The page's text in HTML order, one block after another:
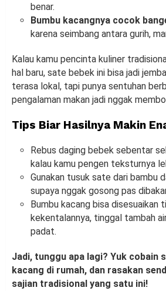
benar.
Bumbu kacangnya cocok
karena seimbang antara gurih,
Kalau kamu pencinta kuliner
hal baru, sate bebek ini bisa jadi
terasa lokal, tapi punya sentuhan
pengalaman makan jadi nggak
Tips Biar Hasilnya Makin
Rebus daging bebek sebentar
kalau kamu pengen teksturnya
Gunakan tusuk sate dari bambu
supaya nggak gosong pas
Bumbu kacang bisa disesuaikan
kekentalannya, tinggal tambah
padat.
Jadi, tunggu apa lagi? Yuk cobain
kacang di rumah, dan rasakan
sajian tradisional yang satu ini!